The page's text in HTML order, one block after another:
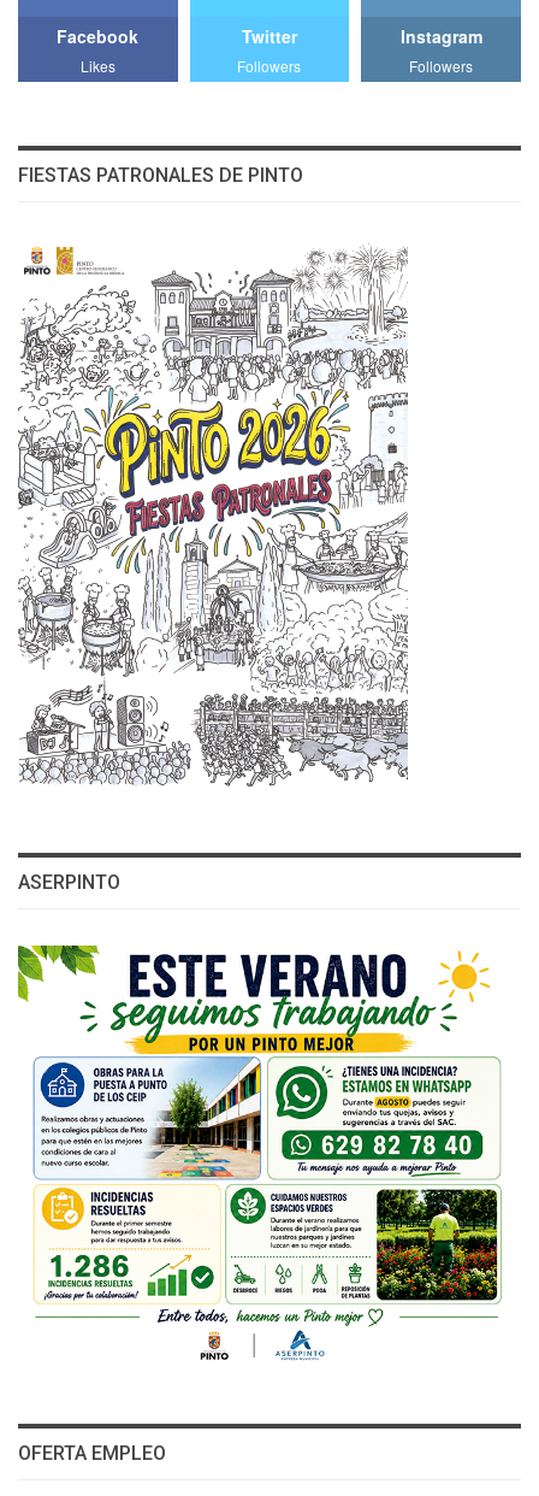
Facebook
Likes
Twitter
Followers
Instagram
Followers
FIESTAS PATRONALES DE PINTO
ASERPINTO
OFERTA EMPLEO